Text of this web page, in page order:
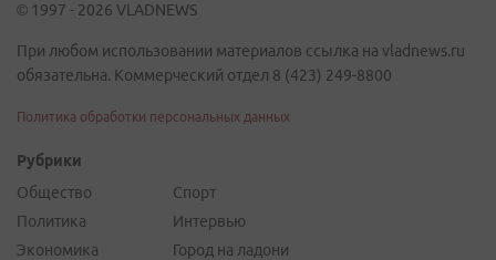
© 1997 - 2026 VLADNEWS
При любом использовании материалов ссылка на vladnews.ru
обязательна. Коммерческий отдел 8 (423) 249-8800
Политика обработки персональных данных
Рубрики
Общество
Политика
Экономика
Спорт
Интервью
Город на ладони